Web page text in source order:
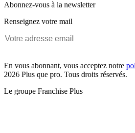
Abonnez-vous à la newsletter
Renseignez votre mail
En vous abonnant, vous acceptez notre
2026 Plus que pro. Tous droits réservés.
Le groupe Franchise Plus